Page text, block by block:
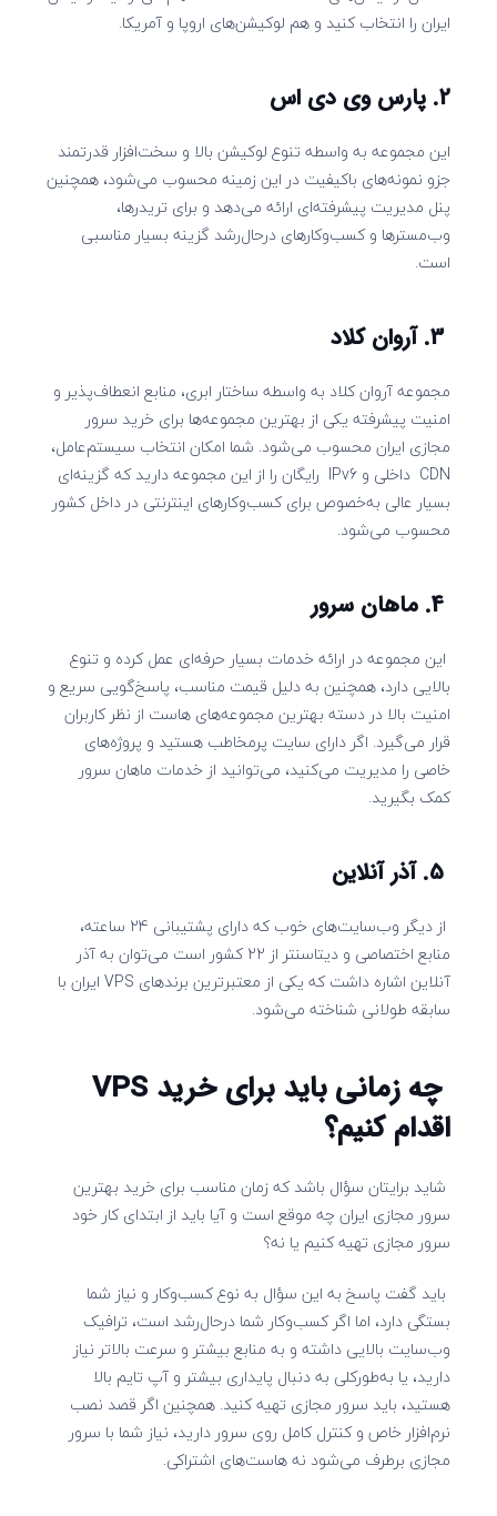
ایران را انتخاب کنید و هم لوکیشن‌های اروپا و آمریکا.
2. پارس وی دی اس
این مجموعه به واسطه تنوع لوکیشن بالا و سخت‌افزار قدرتمند
جزو نمونه‌های باکیفیت در این زمینه محسوب می‌شود، همچنین
پنل مدیریت پیشرفته‌ای ارائه می‌دهد و برای تریدرها،
وب‌مسترها و کسب‌وکارهای درحال‌رشد گزینه بسیار مناسبی
است.
3. آروان کلاد
مجموعه آروان کلاد به واسطه ساختار ابری، منابع انعطاف‌پذیر و
امنیت پیشرفته یکی از بهترین مجموعه‌ها برای خرید سرور
مجازی ایران محسوب می‌شود. شما امکان انتخاب سیستم‌عامل،
CDN داخلی و IPv6 رایگان را از این مجموعه دارید که گزینه‌ای
بسیار عالی به‌خصوص برای کسب‌وکارهای اینترنتی در داخل کشور
محسوب می‌شود.
این مجموعه در ارائه خدمات بسیار حرفه‌ای عمل کرده و تنوع
بالایی دارد، همچنین به‌ دلیل قیمت مناسب، پاسخ‌گویی سریع و
امنیت بالا در دسته بهترین مجموعه‌های هاست از نظر کاربران
قرار می‌گیرد. اگر دارای سایت پرمخاطب هستید و پروژه‌های
خاصی را مدیریت می‌کنید، می‌توانید از خدمات ماهان سرور
کمک بگیرید.
از دیگر وب‌سایت‌های خوب که دارای پشتیبانی 24 ساعته،
منابع اختصاصی و دیتاسنتر از 22 کشور است می‌توان به آذر
آنلاین اشاره داشت که یکی از معتبرترین برندهای VPS ایران با
سابقه طولانی شناخته می‌شود.
چه زمانی باید برای خرید VPS
اقدام کنیم؟
شاید برایتان سؤال باشد که زمان مناسب برای خرید بهترین
سرور مجازی ایران چه موقع است و آیا باید از ابتدای کار خود
سرور مجازی تهیه کنیم یا نه؟
باید گفت پاسخ به این سؤال به نوع کسب‌وکار و نیاز شما
بستگی دارد، اما اگر کسب‌وکار شما درحال‌رشد است، ترافیک
وب‌سایت بالایی داشته و به منابع بیشتر و سرعت بالاتر نیاز
دارید، یا به‌طورکلی به دنبال پایداری بیشتر و آپ تایم بالا
هستید، باید سرور مجازی تهیه کنید. همچنین اگر قصد نصب
نرم‌افزار خاص و کنترل کامل روی سرور دارید، نیاز شما با سرور
مجازی برطرف می‌شود نه هاست‌های اشتراکی.